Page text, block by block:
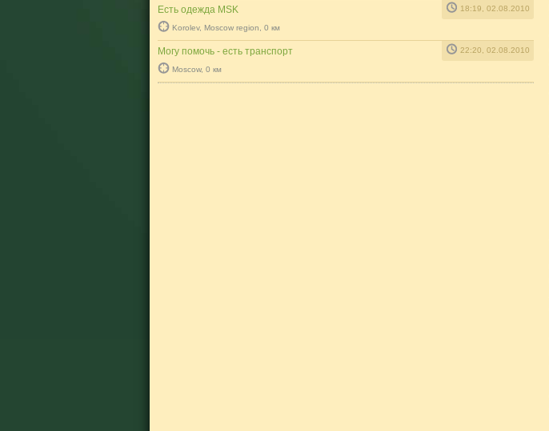
Есть одежда MSK 18:19, 02.08.2010
Korolev, Moscow region, 0 км
Могу помочь - есть транспорт 22:20, 02.08.2010
Moscow, 0 км